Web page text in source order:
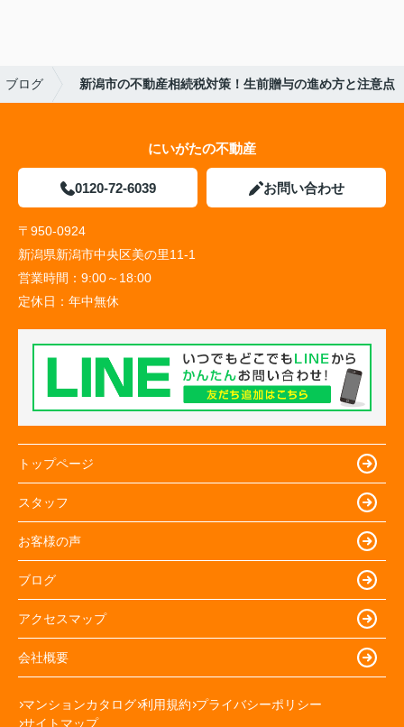
ブログ 新潟市の不動産相続税対策！生前贈与の進め方と注意点
にいがたの不動産
0120-72-6039 お問い合わせ
〒950-0924
新潟県新潟市中央区美の里11-1
営業時間： 9:00～18:00
定休日： 年中無休
トップページ
スタッフ
お客様の声
ブログ
アクセスマップ
会社概要
マンションカタログ 利用規約 プライバシーポリシー
サイトマップ